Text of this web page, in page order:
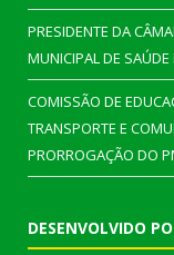
PRESIDENTE DA
MUNICIPAL DE SAÚDE
COMISSÃO DE
TRANSPORTE E
PRORROGAÇÃO DO
DESENVOLVIDO